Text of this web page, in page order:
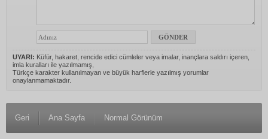
UYARI: Küfür, hakaret, rencide edici cümleler veya imalar, inançlara saldırı içeren,
imla kuralları ile yazılmamış,
Türkçe karakter kullanılmayan ve büyük harflerle yazılmış yorumlar
onaylanmamaktadır.
Geri Ana Sayfa Normal Görünüm